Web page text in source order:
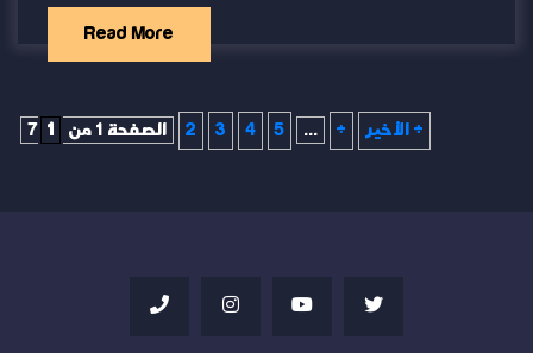
Read More
الصفحة 1 من 7 1 2 3 4 5 ... » الأخير »